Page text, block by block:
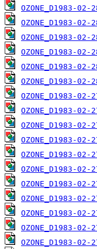
OZONE_D1983-02-
OZONE_D1983-02-
OZONE_D1983-02-
OZONE_D1983-02-
OZONE_D1983-02-
OZONE_D1983-02-
OZONE_D1983-02-
OZONE_D1983-02-
OZONE_D1983-02-
OZONE_D1983-02-
OZONE_D1983-02-
OZONE_D1983-02-
OZONE_D1983-02-
OZONE_D1983-02-
OZONE_D1983-02-
OZONE_D1983-02-
OZONE_D1983-02-